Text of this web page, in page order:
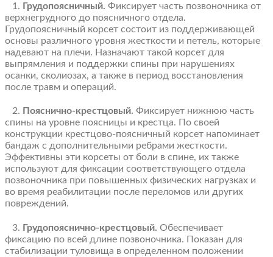
1. Грудопоясничный. Фиксирует часть позвоночника от
верхнегрудного до поясничного отдела.
Грудопоясничный корсет состоит из поддерживающей
основы различного уровня жесткости и петель, которые
надевают на плечи. Назначают такой корсет для
выпрямления и поддержки спины при нарушениях
осанки, сколиозах, а также в период восстановления
после травм и операций.
2. Пояснично-крестцовый. Фиксирует нижнюю часть
спины на уровне поясницы и крестца. По своей
конструкции крестцово-поясничный корсет напоминает
бандаж с дополнительными ребрами жесткости.
Эффективны эти корсеты от боли в спине, их также
используют для фиксации соответствующего отдела
позвоночника при повышенных физических нагрузках и
во время реабилитации после переломов или других
повреждений.
3. Грудопояснично-крестцовый. Обеспечивает
фиксацию по всей длине позвоночника. Показан для
стабилизации туловища в определенном положении